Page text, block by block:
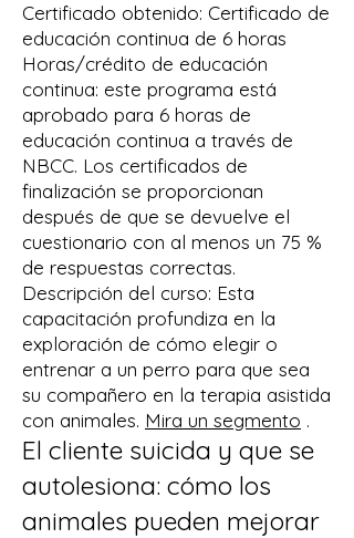
Certificado obtenido: Certificado de
educación continua de 6 horas
Horas/crédito de educación
continua: este programa está
aprobado para 6 horas de
educación continua a través de
NBCC. Los certificados de
finalización se proporcionan
después de que se devuelve el
cuestionario con al menos un 75 %
de respuestas correctas.
Descripción del curso: Esta
capacitación profundiza en la
exploración de cómo elegir o
entrenar a un perro para que sea
su compañero en la terapia asistida
con animales. Mira un segmento .
El cliente suicida y que se
autolesiona: cómo los
animales pueden mejorar